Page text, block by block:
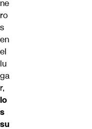
ne
ro
s
en
el
lu
ga
r,
lo
s
su